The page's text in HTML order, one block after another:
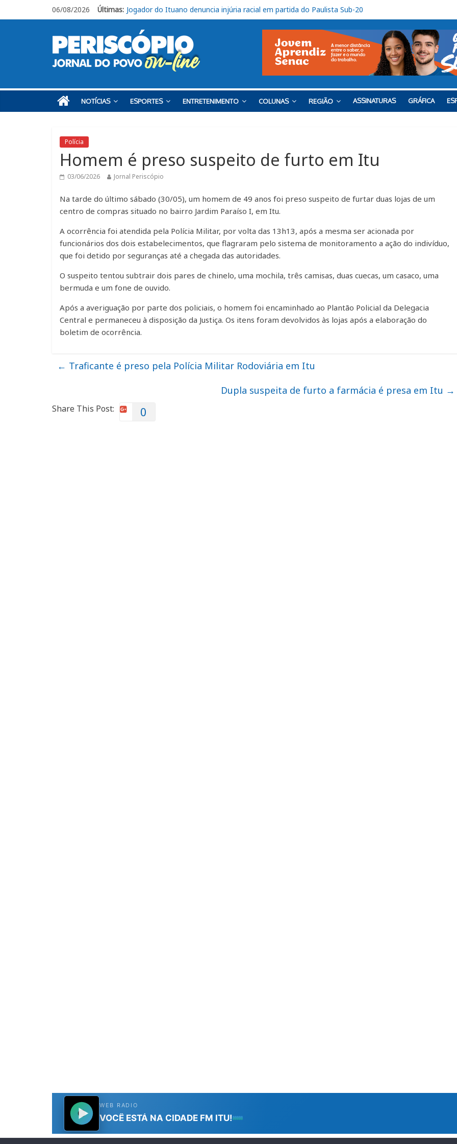
06/08/2026 Últimas: Jovem morre após acidente na SP-075, em Itu
Ituano segue focado no confronto contra o Barra
Em Piracicaba, base do Ituano tem uma vitória e um empate
Campeonato Amador Série Ouro tem sequência em Itu
Jogador do Ituano denuncia injúria racial em partida do Paulista Sub-20
NOTÍCIAS ESPORTES ENTRETENIMENTO COLUNAS REGIÃO ASSINATURAS GRÁFICA
Polícia
Homem é preso suspeito de furto em Itu
03/06/2026 Jornal Periscópio
Na tarde do último sábado (30/05), um homem de 49 anos foi preso suspeito de furtar duas lojas de um
centro de compras situado no bairro Jardim Paraíso I, em Itu.
A ocorrência foi atendida pela Polícia Militar, por volta das 13h13, após a mesma ser acionada por
funcionários dos dois estabelecimentos, que flagraram pelo sistema de monitoramento a ação do indivíduo,
que foi detido por seguranças até a chegada das autoridades.
O suspeito tentou subtrair dois pares de chinelo, uma mochila, três camisas, duas cuecas, um casaco, uma
bermuda e um fone de ouvido.
Após a averiguação por parte dos policiais, o homem foi encaminhado ao Plantão Policial da Delegacia
Central e permaneceu à disposição da Justiça. Os itens foram devolvidos às lojas após a elaboração do
boletim de ocorrência.
← Traficante é preso pela Polícia Militar Rodoviária em Itu
Dupla suspeita de furto a farmácia é presa em Itu →
Share This Post: 0